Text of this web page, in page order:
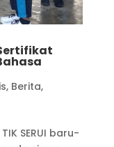
Sertifikat
, Berita,
SERUI baru-